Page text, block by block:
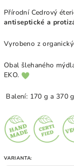
Přírodní Cedrový
antiseptické a
Vyrobeno z
Obal šlehaného
EKO.
Balení: 170 g a 370
VARIANTA: